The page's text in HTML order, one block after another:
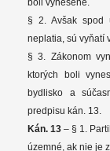
§ 2. Avšak spod
neplatia, sú vyňatí
§ 3. Zákonom
ktorých boli
bydlisko a
predpisu kán. 13.
Kán. 13 – § 1.
územné, ak nie je